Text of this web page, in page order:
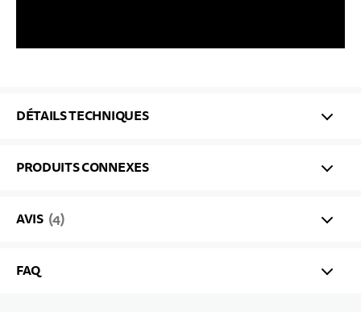
DÉTAILS TECHNIQUES
PRODUITS CONNEXES
AVIS 4
FAQ